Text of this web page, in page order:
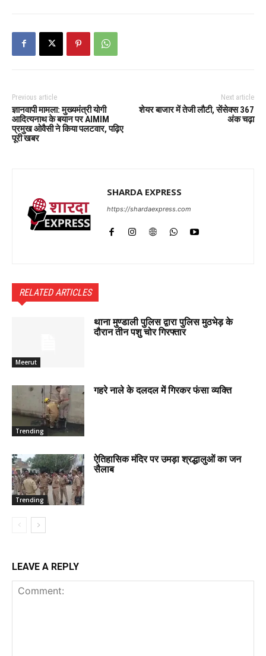
Previous article
ज्ञानवापी मामला: मुख्यमंत्री योगी
आदित्यनाथ के बयान पर AIMIM
प्रमुख ओवैसी ने किया पलटवार, पढ़िए
पूरी खबर
Next article
शेयर बाजार में तेजी लौटी, सेंसेक्स 367
अंक चढ़ा
SHARDA EXPRESS
https://shardaexpress.com
RELATED ARTICLES
Meerut
थाना मुण्डाली पुलिस द्वारा पुलिस मुठभेड़ के
दौरान तीन पशु चोर गिरफ्तार
Trending
गहरे नाले के दलदल में गिरकर फंसा व्यक्ति
Trending
ऐतिहासिक मंदिर पर उमड़ा श्रद्धालुओं का जन
सैलाब
LEAVE A REPLY